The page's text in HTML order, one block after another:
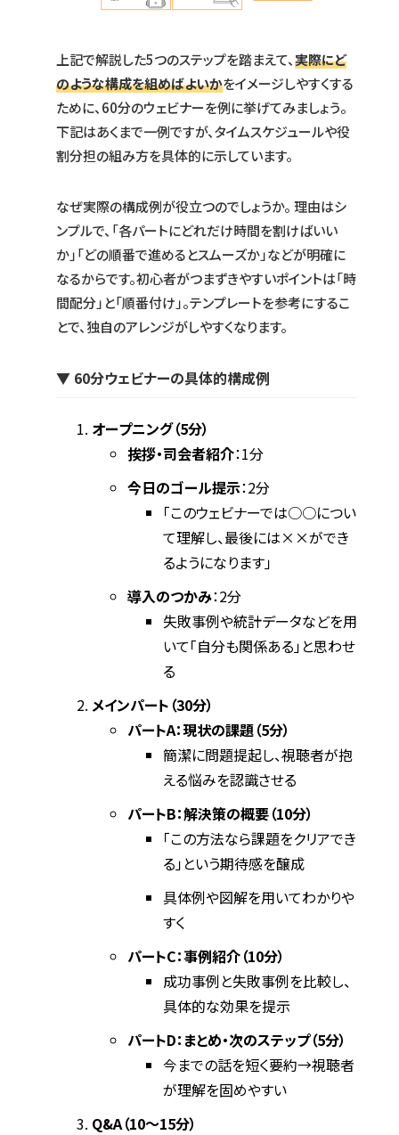
上記で解説した5つのステップを踏まえて、実際にど
のような構成を組めばよいかをイメージしやすくする
ために、60分のウェビナーを例に挙げてみましょう。
下記はあくまで一例ですが、タイムスケジュールや役
割分担の組み方を具体的に示しています。
なぜ実際の構成例が役立つのでしょうか。 理由はシ
ンプルで、「各パートにどれだけ時間を割けばいい
か」「どの順番で進めるとスムーズか」などが明確に
なるからです。初心者がつまずきやすいポイントは「時
間配分」と「順番付け」。テンプレートを参考にするこ
とで、独自のアレンジがしやすくなります。
▼ 60分ウェビナーの具体的構成例
オープニング（5分）
挨拶・司会者紹介：1分
今日のゴール提示：2分
「このウェビナーでは○○につい
て理解し、最後には××ができ
るようになります」
導入のつかみ：2分
失敗事例や統計データなどを用
いて「自分も関係ある」と思わせ
る
メインパート（30分）
パートA：現状の課題（5分）
簡潔に問題提起し、視聴者が抱
える悩みを認識させる
パートB：解決策の概要（10分）
「この方法なら課題をクリアでき
る」という期待感を醸成
具体例や図解を用いてわかりや
すく
パートC：事例紹介（10分）
成功事例と失敗事例を比較し、
具体的な効果を提示
パートD：まとめ・次のステップ（5分）
今までの話を短く要約→視聴者
が理解を固めやすい
Q&A（10〜15分）